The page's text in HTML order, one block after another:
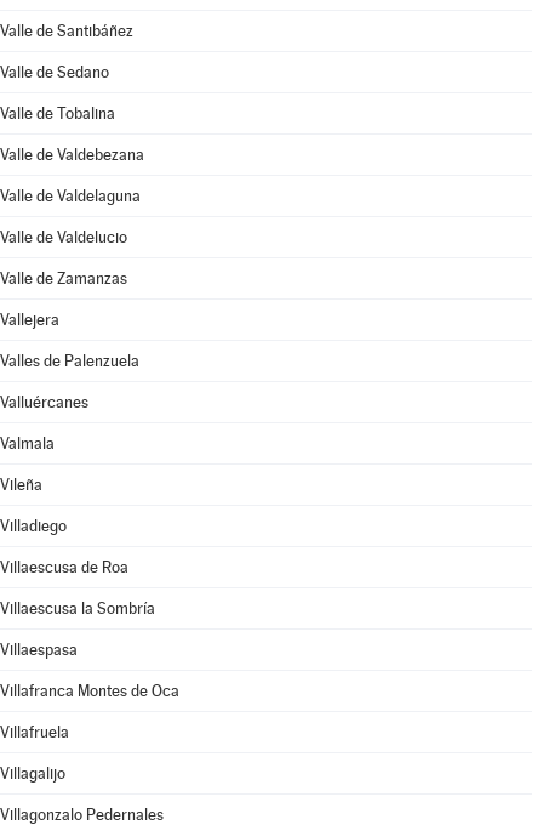
Valle de Santibáñez
Valle de Sedano
Valle de Tobalina
Valle de Valdebezana
Valle de Valdelaguna
Valle de Valdelucio
Valle de Zamanzas
Vallejera
Valles de Palenzuela
Valluércanes
Valmala
Vileña
Villadiego
Villaescusa de Roa
Villaescusa la Sombría
Villaespasa
Villafranca Montes de Oca
Villafruela
Villagalijo
Villagonzalo Pedernales